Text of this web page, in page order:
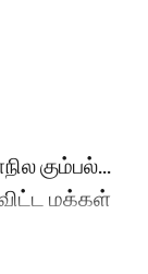
கும்பல்...
விட்ட மக்கள்